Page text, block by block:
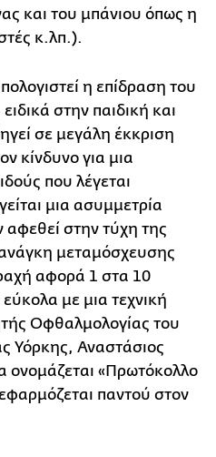
και του μπάνιου όπως η
κ.λπ.).
η επίδραση του
στην παιδική και
σε μεγάλη έκκριση
κίνδυνο για μια
που λέγεται
μια ασυμμετρία
αφεθεί στην τύχη της
μεταμόσχευσης
αφορά 1 στα 10
με μια τεχνική
Οφθαλμολογίας του
Υόρκης, Αναστάσιος
ονομάζεται «Πρωτόκολλο
παντού στον